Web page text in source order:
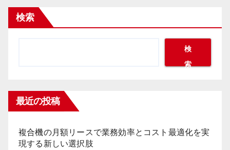
検索
検
索
最近の投稿
複合機の月額リースで業務効率とコスト最適化を実
現する新しい選択肢